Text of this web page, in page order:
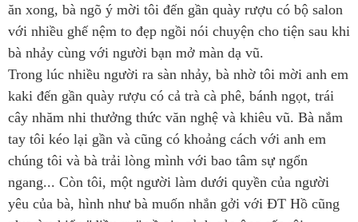
ăn xong, bà ngõ ý mời tôi đến gần quày rượu có bộ salon
với nhiều ghế nệm to đẹp ngồi nói chuyện cho tiện sau khi
bà nhảy cùng với người bạn mở màn dạ vũ.
Trong lúc nhiều người ra sàn nhảy, bà nhờ tôi mời anh em
kaki đến gần quày rượu có cả trà cà phê, bánh ngọt, trái
cây nhăm nhi thưởng thức văn nghệ và khiêu vũ. Bà nắm
tay tôi kéo lại gần và cũng có khoảng cách với anh em
chúng tôi và bà trải lòng mình với bao tâm sự ngổn
ngang... Còn tôi, một người làm dưới quyền của người
yêu của bà, hình như bà muốn nhắn gởi với ĐT Hồ cũng